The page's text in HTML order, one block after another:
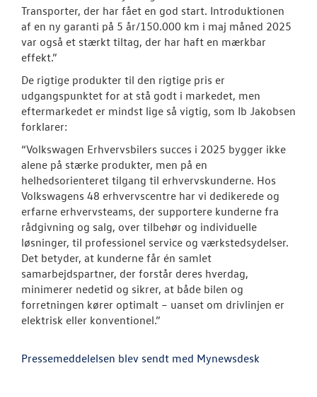
Transporter, der har fået en god start. Introduktionen
af en ny garanti på 5 år/150.000 km i maj måned 2025
var også et stærkt tiltag, der har haft en mærkbar
effekt.”
De rigtige produkter til den rigtige pris er
udgangspunktet for at stå godt i markedet, men
eftermarkedet er mindst lige så vigtig, som Ib Jakobsen
forklarer:
“Volkswagen Erhvervsbilers succes i 2025 bygger ikke
alene på stærke produkter, men på en
helhedsorienteret tilgang til erhvervskunderne. Hos
Volkswagens 48 erhvervscentre har vi dedikerede og
erfarne erhvervsteams, der supportere kunderne fra
rådgivning og salg, over tilbehør og individuelle
løsninger, til professionel service og værkstedsydelser.
Det betyder, at kunderne får én samlet
samarbejdspartner, der forstår deres hverdag,
minimerer nedetid og sikrer, at både bilen og
forretningen kører optimalt – uanset om drivlinjen er
elektrisk eller konventionel.”
Pressemeddelelsen blev sendt med Mynewsdesk